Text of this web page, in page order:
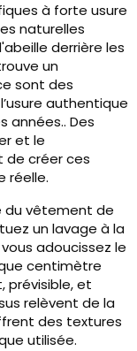
à forte usure
naturelles
derrière les
un
sont des
authentique
années.. Des
et le
de créer ces
réelle.
du vêtement de
un lavage à la
adoucissez le
centimètre
prévisible, et
relèvent de la
des textures
utilisée.